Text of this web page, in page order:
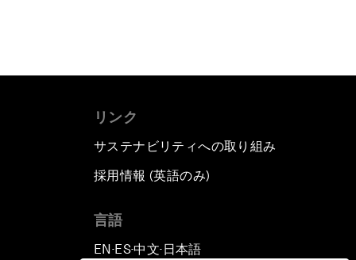
リンク
サステナビリティへの取り組み
採用情報 (英語のみ)
言語
EN ▪ ES▪中文▪ 日本語